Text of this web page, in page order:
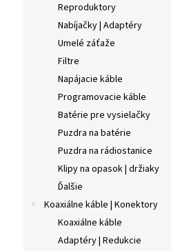
Reproduktory
Nabíjačky | Adaptéry
Umelé záťaže
Filtre
Napájacie káble
Programovacie káble
Batérie pre vysielačky
Puzdra na batérie
Puzdra na rádiostanice
Klipy na opasok | držiaky
Ďalšie
Koaxiálne káble | Konektory
Koaxiálne káble
Adaptéry | Redukcie